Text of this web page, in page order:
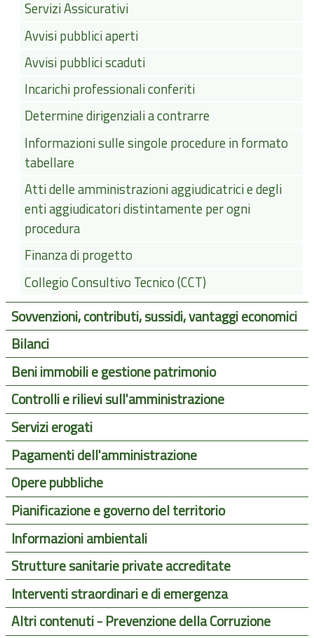
Servizi Assicurativi
Avvisi pubblici aperti
Avvisi pubblici scaduti
Incarichi professionali conferiti
Determine dirigenziali a contrarre
Informazioni sulle singole procedure in formato
tabellare
Atti delle amministrazioni aggiudicatrici e degli
enti aggiudicatori distintamente per ogni
procedura
Finanza di progetto
Collegio Consultivo Tecnico (CCT)
Sovvenzioni, contributi, sussidi, vantaggi economici
Bilanci
Beni immobili e gestione patrimonio
Controlli e rilievi sull'amministrazione
Servizi erogati
Pagamenti dell'amministrazione
Opere pubbliche
Pianificazione e governo del territorio
Informazioni ambientali
Strutture sanitarie private accreditate
Interventi straordinari e di emergenza
Altri contenuti - Prevenzione della Corruzione